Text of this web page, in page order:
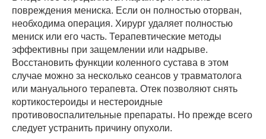
повреждения мениска. Если он полностью оторван,
необходима операция. Хирург удаляет полностью
мениск или его часть. Терапевтические методы
эффективны при защемлении или надрыве.
Восстановить функции коленного сустава в этом
случае можно за несколько сеансов у травматолога
или мануального терапевта. Отек позволяют снять
кортикостероиды и нестероидные
противовоспалительные препараты. Но прежде всего
следует устранить причину опухоли.